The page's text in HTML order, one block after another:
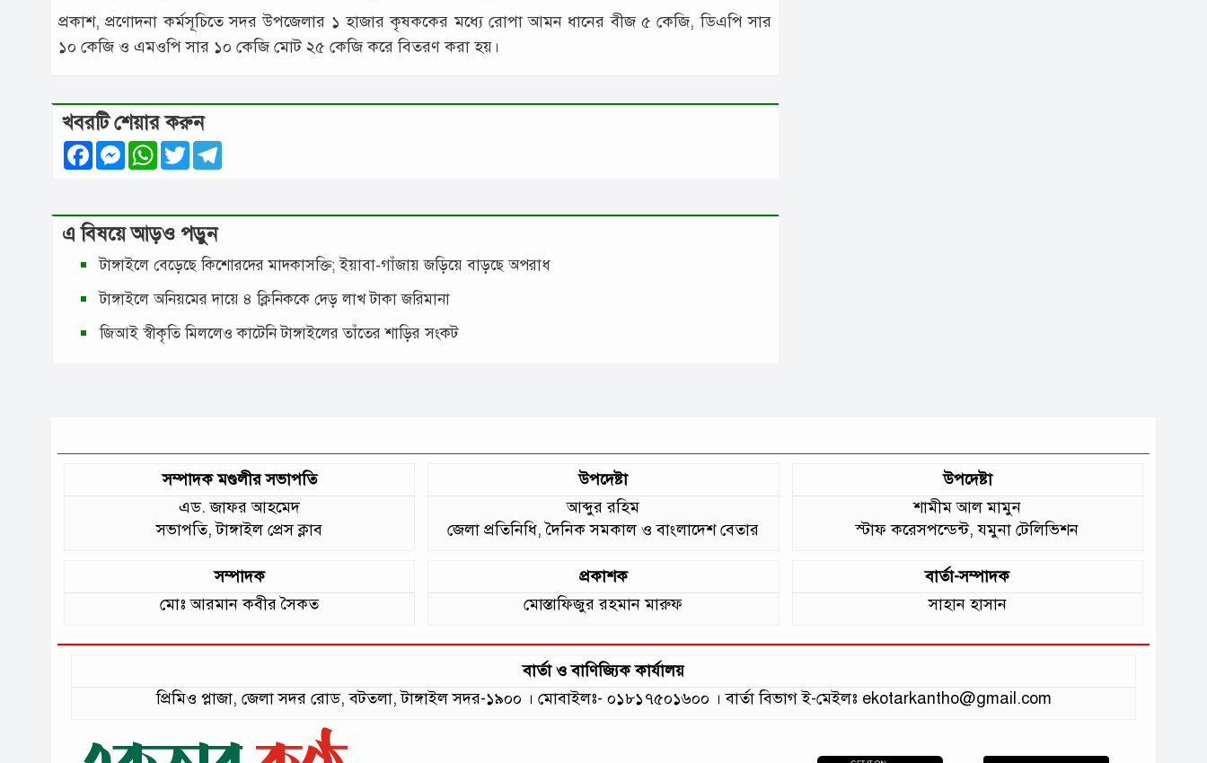
প্রকাশ, প্রণোদনা কর্মসূচিতে সদর উপজেলার ১ হাজার কৃষককের মধ্যে রোপা আমন ধানের বীজ ৫ কেজি, ডিএপি সার
১০ কেজি ও এমওপি সার ১০ কেজি মোট ২৫ কেজি করে বিতরণ করা হয়।
খবরটি শেয়ার করুন
FacebookMessenger
WhatsApp
Twitter
এ বিষয়ে আড়ও পড়ুন
টাঙ্গাইলে বেড়েছে কিশোরদের মাদকাসক্তি; ইয়াবা-গাঁজায় জড়িয়ে বাড়ছে অপরাধ
টাঙ্গাইলে অনিয়মের দায়ে ৪ ক্লিনিককে দেড় লাখ টাকা জরিমানা
জিআই স্বীকৃতি মিললেও কাটেনি টাঙ্গাইলের তাঁতের শাড়ির সংকট
সম্পাদক মণ্ডলীর সভাপতি
এড. জাফর আহমেদ
সভাপতি, টাঙ্গাইল প্রেস ক্লাব
উপদেষ্টা
আব্দুর রহিম
জেলা প্রতিনিধি, দৈনিক সমকাল ও বাংলাদেশ বেতার
উপদেষ্টা
শামীম আল মামুন
স্টাফ করেসপন্ডেন্ট, যমুনা টেলিভিশন
সম্পাদক
মোঃ আরমান কবীর সৈকত
প্রকাশক
মোস্তাফিজুর রহমান মারুফ
বার্তা-সম্পাদক
সাহান হাসান
বার্তা ও বাণিজ্যিক কার্যালয়
প্রিমিও প্লাজা, জেলা সদর রোড, বটতলা, টাঙ্গাইল সদর-১৯০০ । মোবাইলঃ- ০১৮১৭৫০১৬০০ । বার্তা বিভাগ ই-মেইলঃ ekotarkantho@gmail.com